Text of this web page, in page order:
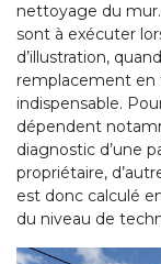
nettoyage du
sont à exécuter
d’illustration,
remplacement
indispensable.
dépendent
diagnostic d’une
propriétaire,
est donc calculé
du niveau de